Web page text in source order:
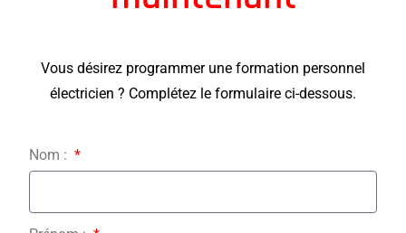
Vous désirez programmer une formation personnel
électricien ? Complétez le formulaire ci-dessous.
Nom :